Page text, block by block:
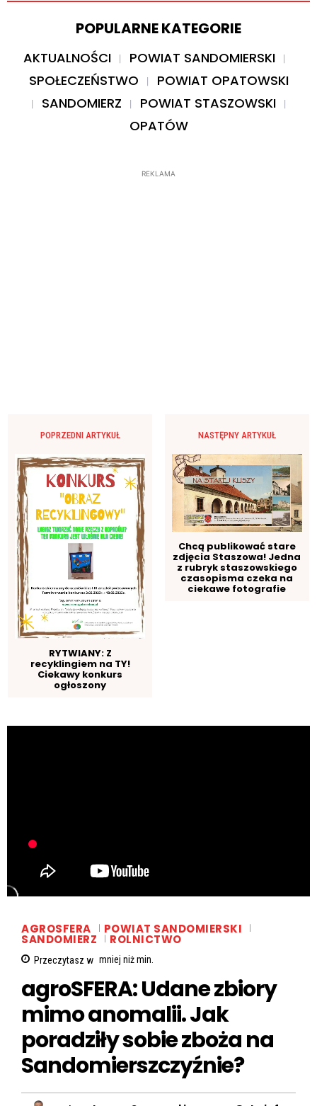
POPULARNE KATEGORIE
AKTUALNOŚCI
POWIAT SANDOMIERSKI
SPOŁECZEŃSTWO
POWIAT OPATOWSKI
SANDOMIERZ
POWIAT STASZOWSKI
OPATÓW
REKLAMA
POPRZEDNI ARTYKUŁ
RYTWIANY: Z
recyklingiem na TY!
Ciekawy konkurs
ogłoszony
NASTĘPNY ARTYKUŁ
Chcą publikować stare
zdjęcia Staszowa! Jedna
z rubryk staszowskiego
czasopisma czeka na
ciekawe fotografie